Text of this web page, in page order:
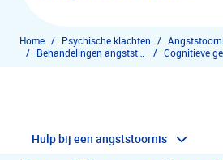
Home Psychische klachten
Hulp bij een angststoornis